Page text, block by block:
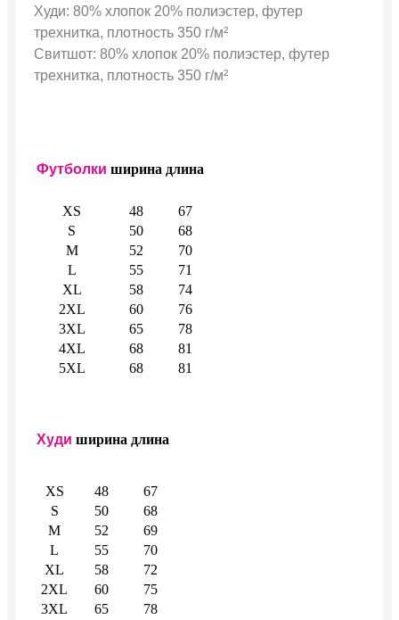
Худи: 80% хлопок 20% полиэстер, футер
трехнитка, плотность 350 г/м²
Свитшот: 80% хлопок 20% полиэстер, футер
трехнитка, плотность 350 г/м²
Футболки ширина длина
XS 48
67
S
50
68
M
52
70
L
55
71
XL
58
74
2XL
60
76
3XL
65
78
4XL
68
81
5XL
68 81
Худи ширина длина
XS 48
67
S
50
68
M
52
69
L
55
70
XL
58
72
2XL
60
75
3XL
65
78